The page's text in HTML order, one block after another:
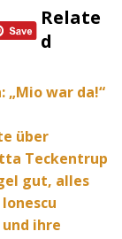
Relate
D
„Mio war da!“
über
Teckentrup
gut, alles
ihre